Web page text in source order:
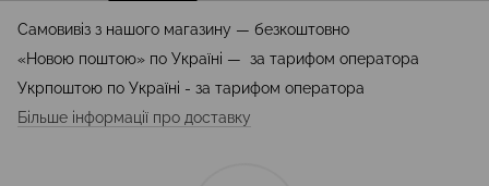
Самовивіз з нашого магазину — безкоштовно
«Новою поштою» по Україні — за тарифом оператора
Укрпоштою по Україні - за тарифом оператора
Більше інформації про доставку